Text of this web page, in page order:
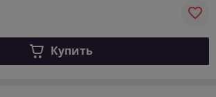
Купить